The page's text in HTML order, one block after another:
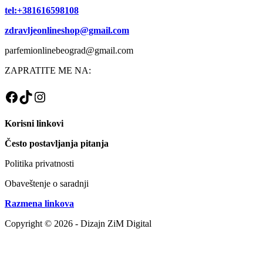
tel:+381616598108
zdravljeonlineshop@gmail.com
parfemionlinebeograd@gmail.com
ZAPRATITE ME NA:
Facebook
TikTokInstagram
Korisni linkovi
Često postavljanja pitanja
Politika privatnosti
Obaveštenje o saradnji
Razmena linkova
Copyright © 2026 - Dizajn ZiM Digital